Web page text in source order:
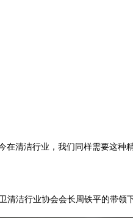
清洁行业，我们同样需要这
洁行业协会会长周铁平的带